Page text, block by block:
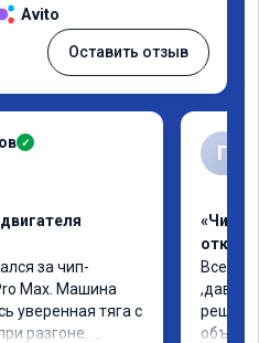
Avito
Оставить отзыв
✓
за чип-
Max. Машина
уверенная тяга с
разгоне.
Г
«Чип
Всем
,давно